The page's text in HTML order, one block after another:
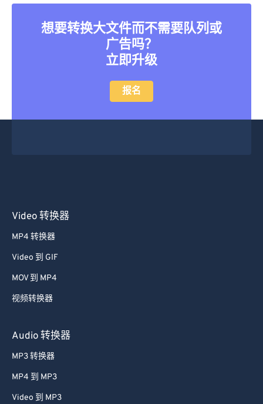
想要转换大文件而不需要队列或
广告吗？
立即升级
报名
Video 转换器
MP4 转换器
Video 到 GIF
MOV 到 MP4
视频转换器
Audio 转换器
MP3 转换器
MP4 到 MP3
Video 到 MP3